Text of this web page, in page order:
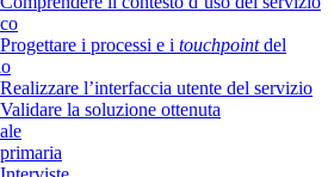
i processi e i touchpointdel
l’interfaccia utente del servizio
la soluzione ottenuta